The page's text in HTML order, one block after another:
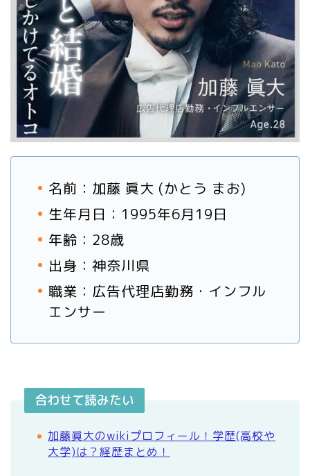
名前：加藤 眞大 (かとう まお)
生年月日：1995年6月19日
年齢：28歳
出身：神奈川県
職業：広告代理店勤務・インフル
エンサー
合わせて読みたい
加藤眞大のwikiプロフィール！学歴(高校や
大学)は？経歴まとめ！